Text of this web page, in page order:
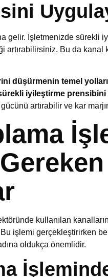
gelir. İşletmenizde sürekli
artırabilirsiniz. Bu da
düşürmenin temel
iyileştirme prensibini
artırabilir ve kar
kullanılan kanalların
Bu işlemi gerçekleştirirken
oldukça önemlidir.